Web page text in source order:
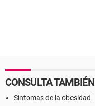
CONSULTA TAMBIÉN
Síntomas de la obesidad